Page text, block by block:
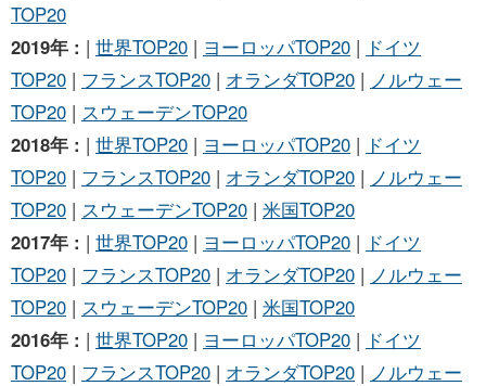
TOP20
2019年 : | 世界TOP20 | ヨーロッパTOP20 | ドイツ
TOP20 | フランスTOP20 | オランダTOP20 | ノルウェー
TOP20 | スウェーデンTOP20
2018年 : | 世界TOP20 | ヨーロッパTOP20 | ドイツ
TOP20 | フランスTOP20 | オランダTOP20 | ノルウェー
TOP20 | スウェーデンTOP20 | 米国TOP20
2017年 : | 世界TOP20 | ヨーロッパTOP20 | ドイツ
TOP20 | フランスTOP20 | オランダTOP20 | ノルウェー
TOP20 | スウェーデンTOP20 | 米国TOP20
2016年 : | 世界TOP20 | ヨーロッパTOP20 | ドイツ
TOP20 | フランスTOP20 | オランダTOP20 | ノルウェー